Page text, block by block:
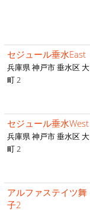
セジュール垂水East
兵庫県 神戸市 垂水区 大
町 2
セジュール垂水West
兵庫県 神戸市 垂水区 大
町 2
アルファステイツ舞
子2